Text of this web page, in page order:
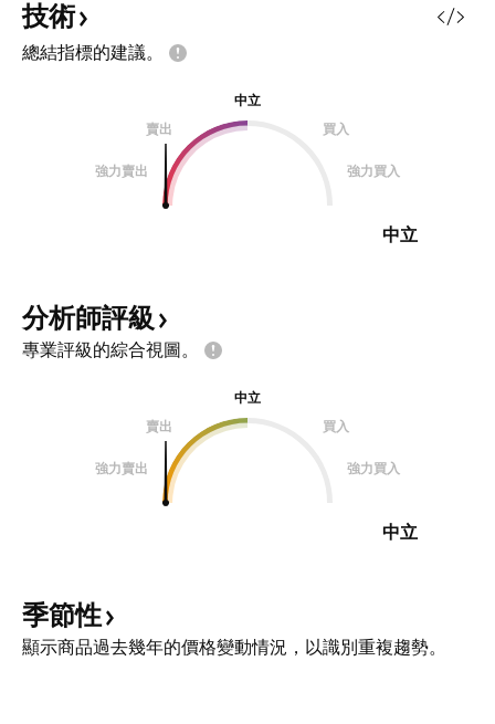
技術
總結指標的建議。
中立
賣出
買入
強力賣出 強力買入
中立
分析師評級
專業評級的綜合視圖。
中立
賣出
買入
強力賣出 強力買入
中立
季節性
顯示商品過去幾年的價格變動情況，以識別重複趨勢。